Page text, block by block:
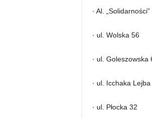
· Al.
· ul. Wolska 56
· ul. Goleszowska
· ul. Icchaka
· ul. Płocka 32